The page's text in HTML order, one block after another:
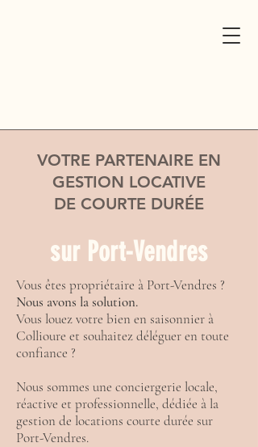
VOTRE PARTENAIRE EN
GESTION LOCATIVE
DE COURTE DURÉE
sur Port-Vendres
Vous êtes propriétaire à Port-Vendres ?
Nous avons la solution.
Vous louez votre bien en saisonnier à
Collioure et souhaitez déléguer en toute
confiance ?
Nous sommes une conciergerie locale,
réactive et professionnelle, dédiée à la
gestion de locations courte durée sur
Port-Vendres.